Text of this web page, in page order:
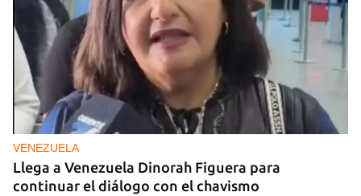
VENEZUELA
Llega a Venezuela Dinorah Figuera para
continuar el diálogo con el chavismo